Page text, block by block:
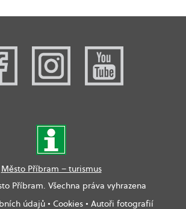
Město Příbram – turismus
Příbram. Všechna práva vyhrazena
údajů• Cookies• Autoři fotografií